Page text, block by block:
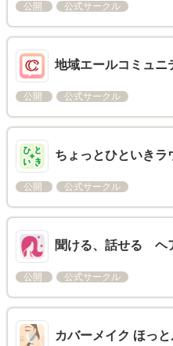
公開 公式サークル
地域エールコミュニ
公開 公式サークル
ちょっとひといきラ
公開 公式サークル
聞ける、話せる ヘ
公開 公式サークル
カバーメイク ほっ